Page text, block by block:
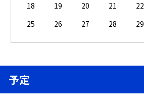
18
19 20 21 22
25
26 27 28 29
予定